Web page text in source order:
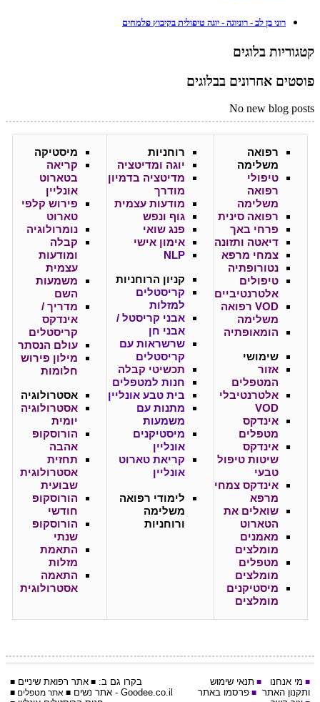
רוני בן לב - רוניוגה - יוגה טיפולית בקיבוץ פלמחים
קטגוריות בלוגים
פוסטים אחרונים בבלוגים
No new blog posts
רפואה
משלימה
טיפולי
רפואה
משלימה
רפואה סינית
פרחי באך
דיאטה ותזונה
צמחי מרפא
נטורופתיה
טיפולים
אלטרנטיביים
VOD רפואה
משלימה
הומאופתיה
שימושי
אזור
המטפלים
אלטרנטיבלי
VOD
אינדקס
מטפלים
אינדקס
שיטות טיפול
טבעי
אינדקס צמחי
מרפא
שואלים את
הטארוט
מאמנים
מומלצים
מטפלים
מומלצים
מיסטיקנים
מומלצים
רוחניות
יוגה ומדיטציה
מדיטציה בדמיון
מודרך
מודעות עצמית
גוף ונפש
פנג שואי
אימון אישי
NLP
קניון הרוחניות
קריסטלים
למזלות
אבני קריסטל /
אבני חן
שרשראות עם
קריסטלים
תכשיטי קבלה
חנות למטפלים
בית טבע אונליין
מתנות עם
משמעות
מיסטיקנים
אונליין
קריאת טארוט
אונליין
לימודי רפואה
משלימה
ורוחניות
מיסטיקה
קריאה
בטארוט
אונליין
פירוש קלפי
טארוט
נומרולוגיה
קבלה
ומודעות
עצמית
משמעות
השם
מדריך /
אינדקס
קריסטלים
עולם הנסתר
מילון פירוש
חלומות
אסטרולוגיה
אסטרולוגיה
יומית
הורוסקופ
אהבה
תחזית
אסטרולוגית
שבועית
הורוסקופ
חודשי
הורוסקופ
שנתי
התאמת
מזלות
התאמה
אסטרולוגית
■ מי אנחנו ■ תנאי שימוש
ותקנון האתר ■ פרסמו באתר
בקרו גם ב: ■ אתר רפואת שיניים ■
Goodee.co.il - אתר נשים ■ אתר מטפלים ■